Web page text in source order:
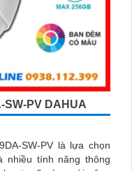
SW-PV DAHUA
SW-PV là lựa chọn
nhiều tính năng thông